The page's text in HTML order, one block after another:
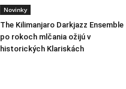
Novinky
The Kilimanjaro Darkjazz Ensemble
po rokoch mlčania ožijú v
historických Klariskách